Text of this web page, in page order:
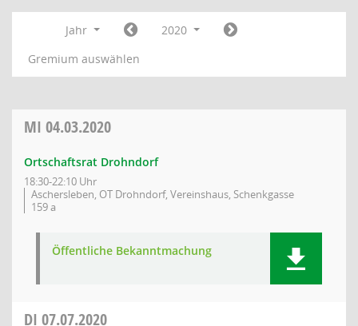
Jahr
2020
Gremium auswählen
MI 04.03.2020
Ortschaftsrat Drohndorf
18:30-22:10 Uhr
Aschersleben, OT Drohndorf, Vereinshaus, Schenkgasse
159 a
Öffentliche Bekanntmachung
DI 07.07.2020